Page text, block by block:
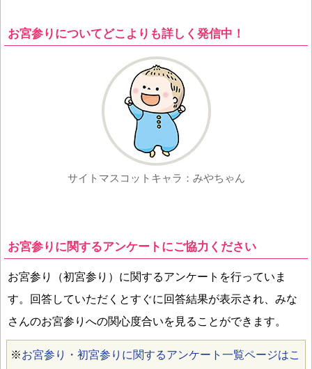
お宮参りについてどこよりも詳しく発信中！
サイトマスコットキャラ：みやちゃん
お宮参りに関するアンケートにご協力ください
お宮参り（初宮参り）に関するアンケートを行っていま
す。回答していただくとすぐに回答結果が表示され、みな
さんのお宮参りへの関心度合いを見ることができます。
※お宮参り・初宮参りに関するアンケート一覧ページはこ